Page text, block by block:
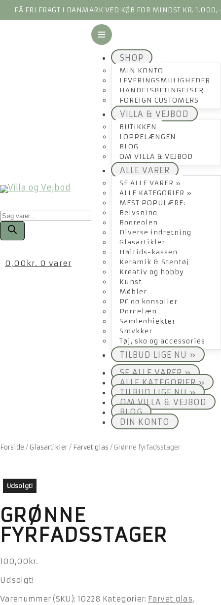
FÅ FRI FRAGT I DANMARK VED KØB FOR MINDST KR. 1.000,-
Products
search
0,00 kr. 0 varer
SHOP
MIN KONTO
LEVERINGSMULIGHEDER
HANDELSBETINGELSER
FOREIGN CUSTOMERS
VILLA & VEJBOD
BUTIKKEN
LOPPELÆNGEN
BLOG
OM VILLA & VEJBOD
ALLE VARER
SE ALLE VARER »
ALLE KATEGORIER »
MEST POPULÆRE:
Belysning
Bogreolen
Diverse indretning
Glasartikler
Højtids-kassen
Keramik & Stentøj
Kreativ og hobby
Kunst
Møbler
PC og konsoller
Porcelæn
Samleobjekter
Smykker
Tøj, sko og accessories
TILBUD LIGE NU »
SE ALLE VARER »
ALLE KATEGORIER »
TILBUD LIGE NU »
OM VILLA & VEJBOD
BLOG
DIN KONTO
Forside / Glasartikler/ Farvet glas / Grønne fyrfadsstager
Udsolgt!
GRØNNE
FYRFADSSTAGER
100,00 kr.
Udsolgt!
Varenummer (SKU): 10228 Kategorier: Farvet glas,